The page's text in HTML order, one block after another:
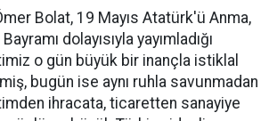
Bolat, 19 Mayıs Atatürk'ü Anma,
dolayısıyla yayımladığı
o gün büyük bir inançla istiklal
bugün ise aynı ruhla savunmadan
ihracata, ticaretten sanayiye